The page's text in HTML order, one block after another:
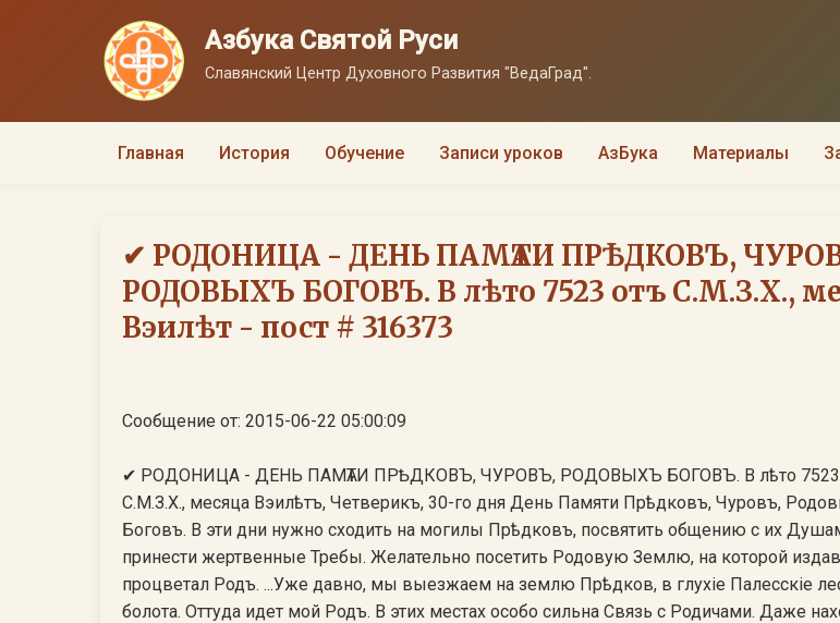
Азбука Святой Руси
Славянский Центр Духовного Развития "ВедаГрад".
Главная История Обучение Записи уроков АзБука Материалы
✔ РОДОНИЦА - ДЕНЬ ПАМѦТИ ПРѢДКОВЪ,
РОДОВЫХЪ БОГОВЪ. В лѣто 7523 отъ С.М.З.Х.,
Вэилѣт - пост # 316373
Сообщение от: 2015-06-22 05:00:09
✔ РОДОНИЦА - ДЕНЬ ПАМѦТИ ПРѢДКОВЪ, ЧУРОВЪ, РОДОВЫХЪ БОГОВЪ. В лѣто 7523
С.М.З.Х., месяца Вэилѣтъ, Четверикъ, 30-го дня День Памяти Прѣдковъ, Чуровъ,
Боговъ. В эти дни нужно сходить на могилы Прѣдковъ, посвятить общению с их
принести жертвенные Требы. Желательно посетить Родовую Землю, на которой
процветал Родъ. ...Уже давно, мы выезжаем на землю Прѣдков, в глухiе Палесскiе
болота. Оттуда идет мой Родъ. В этих местах особо сильна Связь с Родичами. Даже